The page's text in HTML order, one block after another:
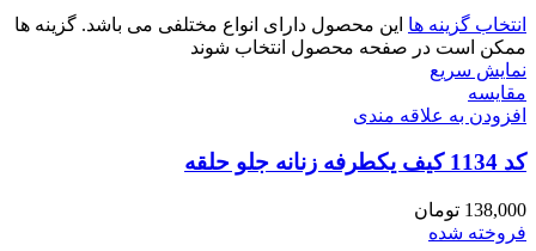
انتخاب گزینه ها این محصول دارای انواع مختلفی می باشد. گزینه ها
ممکن است در صفحه محصول انتخاب شوند
نمایش سریع
مقايسه
افزودن به علاقه مندی
کد 1134 کیف یکطرفه زنانه جلو حلقه
138,000 تومان
فروخته شده